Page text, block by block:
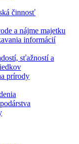
činnosť
a nájme majetku
informácií
sťažností a
prírody